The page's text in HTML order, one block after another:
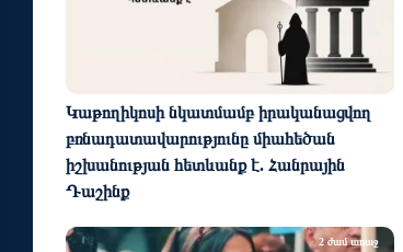
Կաթողիկոսի նկատմամբ իրականացվող
բռնադատավարությունը միահեծան
իշխանության հետևանք է. Հանրային
Դաշինք
2 ժամ առաջ